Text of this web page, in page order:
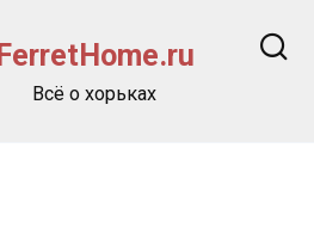
FerretHome.ru
Всё о хорьках